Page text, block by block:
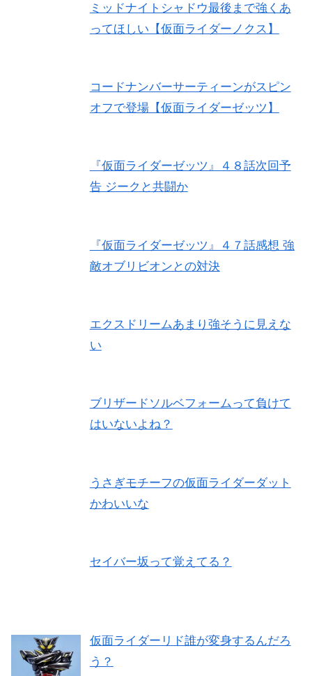
ミッドナイトシャドウ最後まで強くあ
ってほしい【仮面ライダーノクス】
コードナンバーサーティーンがスピン
オフで登場【仮面ライダーゼッツ】
『仮面ライダーゼッツ』４８話次回予
告 ジークと共闘か
『仮面ライダーゼッツ』４７話感想 強
敵オブリビオンとの対決
エクスドリームあまり強そうに見えな
い
ブリザードソルベフォームって負けて
はいないよね？
うさぎモチーフの仮面ライダーダット
かわいいな
セイバー坂って覚えてる？
仮面ライダーリド誰が変身するんだろ
う？